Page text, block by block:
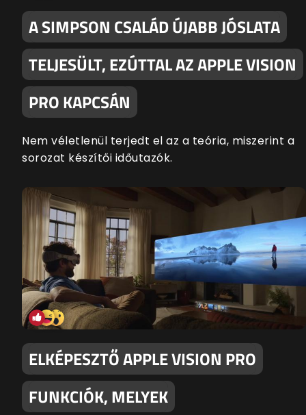
A SIMPSON CSALÁD ÚJABB JÓSLATA
TELJESÜLT, EZÚTTAL AZ APPLE VISION
PRO KAPCSÁN
Nem véletlenül terjedt el az a teória, miszerint a
sorozat készítői időutazók.
ELKÉPESZTŐ APPLE VISION PRO
FUNKCIÓK, MELYEK